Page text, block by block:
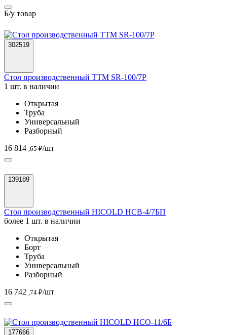
Б/у товар
302519
Стол производственный ТТМ SR-100/7P
1 шт. в наличии
Открытая
Труба
Универсальный
Разборный
16 814 ,65 ₽/шт
139189
Стол производственный HICOLD НСВ-4/7БП
более 1 шт. в наличии
Открытая
Борт
Труба
Универсальный
Разборный
16 742 ,74 ₽/шт
177666